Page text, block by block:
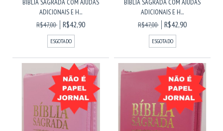
BÍBLIA SAGRADA COM AJUDAS
ADICIONAIS E H...
R$47,00
R$42,90
ESGOTADO
BÍBLIA SAGRADA COM AJUDAS
ADICIONAIS E H...
R$47,00
R$42,90
ESGOTADO